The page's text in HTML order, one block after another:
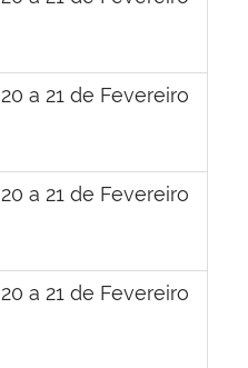
20 a 21 de Fevereiro
20 a 21 de Fevereiro
20 a 21 de Fevereiro